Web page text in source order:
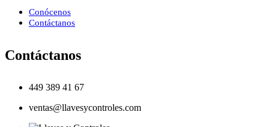
Conócenos
Contáctanos
Contáctanos
449 389 41 67
ventas@llavesycontroles.com